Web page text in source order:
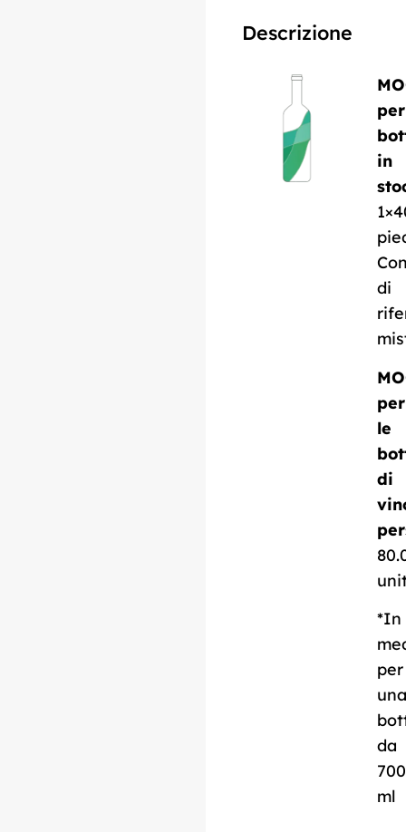
Descrizione
per
in
di
per
le
di
*In
per
una
da
700
ml